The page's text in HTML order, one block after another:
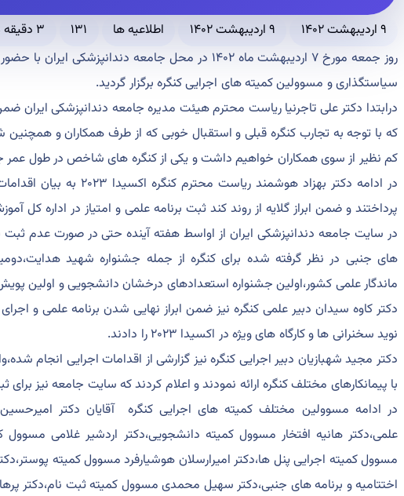
۹ اردیبهشت ۱۴۰۲ ۹ اردیبهشت ۱۴۰۲ اطلاعیه ها ۱۳۱ ۳ دقیقه مطالعه
روز جمعه مورخ ۷ اردیبهشت ماه ۱۴۰۲ در محل جامعه
سیاستگذاری و مسوولین کمیته های اجرایی کنگره برگزار گردید.
درابتدا دکتر علی تاجرنیا ریاست محترم هیئت مدیره جامعه دندانپزشکی ایران
که با توجه به تجارب کنگره قبلی و استقبال خوبی که از طرف همکاران و
کم نظیر از سوی همکاران خواهیم داشت و یکی از کنگره های شاخص در طول عمر
در ادامه دکتر بهزاد هوشمند
پرداختند و ضمن ابراز گلایه از روند کند ثبت برنامه علمی و امتیاز در اداره کل
در سایت جامعه دندانپزشکی ایران از اواسط هفته آینده حتی در صورت عدم ثبت
های جنبی در نظر گرفته شده برای کنگره از جمله جشنواره شهید
ماندگار علمی کشور،اولین جشنواره استعدادهای درخشان دانشجویی و اولین
نوید سخنرانی ها و کارگاه های ویژه در اکسیدا ۲۰۲۳ را دادند.
دکتر مجید شهبازیان دبیر اجرایی کنگره نیز گزارشی از اقدامات اجرایی انجام
با پیمانکارهای مختلف کنگره ارائه نمودند و اعلام کردند که سایت جامعه نیز برای
در ادامه مسوولین مختلف کمیته های اجرایی کنگره آقایان دکتر
علمی،دکتر هانیه افتخار مسوول کمیته دانشجویی،دکتر اردشیر غلامی
مسوول کمیته اجرایی پنل ها،دکتر امیرارسلان هوشیارفرد مسوول کمیته
اختتامیه و برنامه های جنبی،دکتر سهیل محمدی مسوول کمیته ثبت نام،دکتر